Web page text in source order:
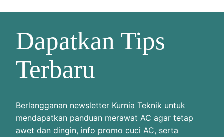
Dapatkan Tips
Terbaru
Berlangganan newsletter Kurnia Teknik untuk
mendapatkan panduan merawat AC agar tetap
awet dan dingin, info promo cuci AC, serta